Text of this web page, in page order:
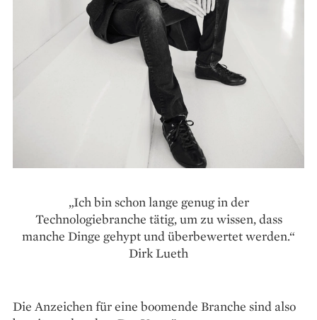
„Ich bin schon lange genug in der
Technologiebranche tätig, um zu wissen, dass
manche Dinge gehypt und überbewertet werden.“
Dirk Lueth
Die Anzeichen für eine boomende Branche sind also